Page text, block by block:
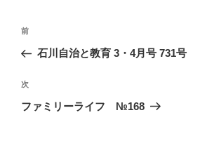
投
ナ
ビ
ゲ
前
の
稿
前
石川自治と教育 3・4月号 731号
次
の
次
ファミリーライフ №168